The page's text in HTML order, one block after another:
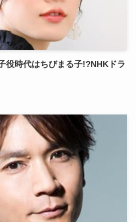
役時代はちびまる子!?NHKドラ